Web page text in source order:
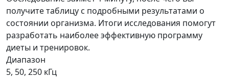
получите таблицу с подробными результатами о
состоянии организма. Итоги исследования помогут
разработать наиболее эффективную программу
диеты и тренировок.
Диапазон
5, 50, 250 кГц